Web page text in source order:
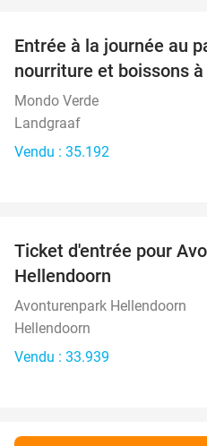
Entrée à la journée au
nourriture et boissons
Mondo Verde
Landgraaf
Vendu : 35.192
Ticket d'entrée pour
Hellendoorn
Avonturenpark Hellendoorn
Hellendoorn
Vendu : 33.939